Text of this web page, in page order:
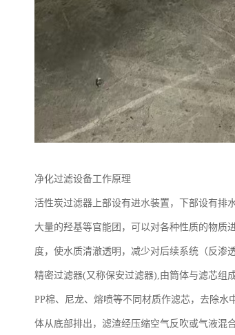
净化过滤设备工作原理
活性炭过滤器上部设有进水装置，下部设有排
大量的羟基等官能团，可以对各种性质的物质
度，使水质清澈透明，减少对后续系统（反渗
精密过滤器(又称保安过滤器),由筒体与滤芯组
PP棉、尼龙、熔喷等不同材质作滤芯，去除
体从底部排出，滤渣经压缩空气反吹或气液混